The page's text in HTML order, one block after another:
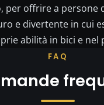
per offrire a persone
e divertente in cui
abilità in bici e nel
FAQ